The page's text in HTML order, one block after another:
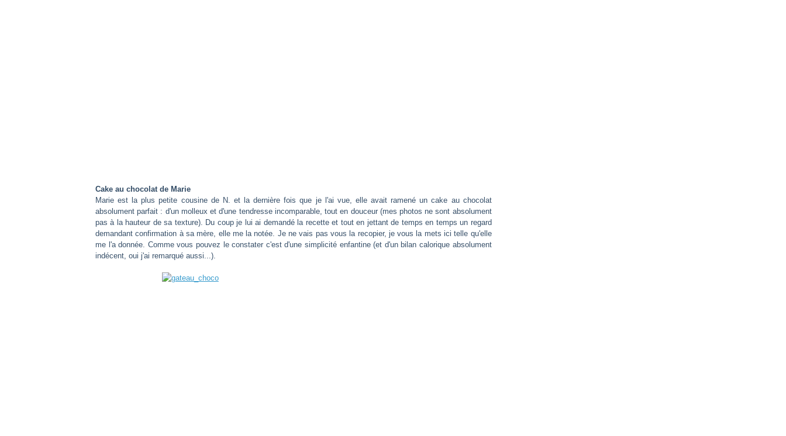
Cake au chocolat de Marie
Marie est la plus petite cousine de N. et la dernière fois que je l'ai vue, elle avait ramené un cake au chocolat
absolument parfait : d'un molleux et d'une tendresse incomparable, tout en douceur (mes photos ne sont absolument
pas à la hauteur de sa texture). Du coup je lui ai demandé la recette et tout en jettant de temps en temps un regard
demandant confirmation à sa mère, elle me la notée. Je ne vais pas vous la recopier, je vous la mets ici telle qu'elle
me l'a donnée. Comme vous pouvez le constater c'est d'une simplicité enfantine (et d'un bilan calorique absolument
indécent, oui j'ai remarqué aussi...).